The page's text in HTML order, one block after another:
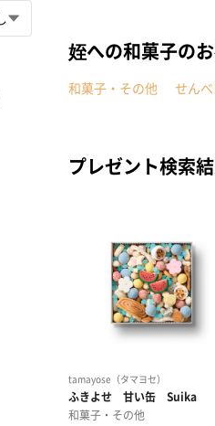
姪への和菓子の
和菓子・その他 せん
プレゼント検索